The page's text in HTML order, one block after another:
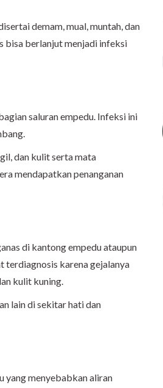
demam, mual, muntah, dan
bisa berlanjut menjadi infeksi
saluran empedu. Infeksi ini
dan kulit serta mata
mendapatkan penanganan
di kantong empedu ataupun
terdiagnosis karena gejalanya
kulit kuning.
lain di sekitar hati dan
yang menyebabkan aliran